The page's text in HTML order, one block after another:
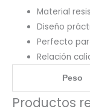
Material
Diseño
Perfecto
Relación
Peso
Productos